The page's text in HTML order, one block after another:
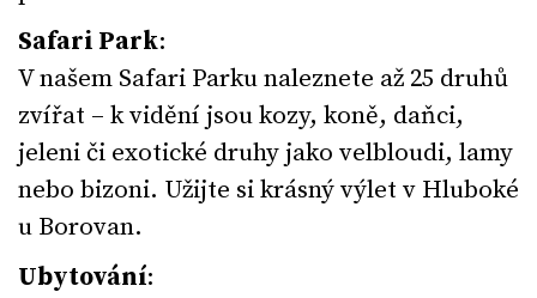
Safari Park:
V našem Safari Parku naleznete až 25 druhů
zvířat – k vidění jsou kozy, koně, daňci,
jeleni či exotické druhy jako velbloudi, lamy
nebo bizoni. Užijte si krásný výlet v Hluboké
u Borovan.
Ubytování: